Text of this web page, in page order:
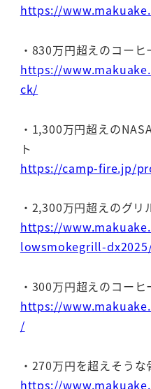
https://
・830万円超えのコーヒ
https://
ck/
・1,300万円超えの
ト
https://camp-fire.jp/
・2,300万円超えのグリ
https://
lowsmokegrill-
・300万円超えのコーヒ
https://
/
・270万円を超えそう
https://